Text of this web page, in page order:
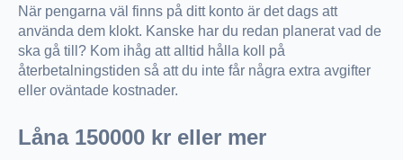
När pengarna väl finns på ditt konto är det dags att
använda dem klokt. Kanske har du redan planerat vad de
ska gå till? Kom ihåg att alltid hålla koll på
återbetalningstiden så att du inte får några extra avgifter
eller oväntade kostnader.
Låna 150000 kr eller mer